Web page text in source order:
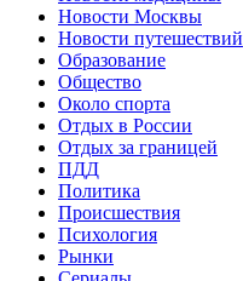
Новости Москвы
Новости путешествий
Образование
Общество
Около спорта
Отдых в России
Отдых за границей
ПДД
Политика
Происшествия
Психология
Рынки